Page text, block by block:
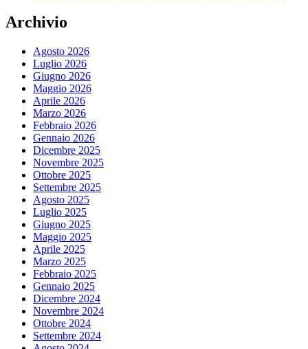
Archivio
Agosto 2026
Luglio 2026
Giugno 2026
Maggio 2026
Aprile 2026
Marzo 2026
Febbraio 2026
Gennaio 2026
Dicembre 2025
Novembre 2025
Ottobre 2025
Settembre 2025
Agosto 2025
Luglio 2025
Giugno 2025
Maggio 2025
Aprile 2025
Marzo 2025
Febbraio 2025
Gennaio 2025
Dicembre 2024
Novembre 2024
Ottobre 2024
Settembre 2024